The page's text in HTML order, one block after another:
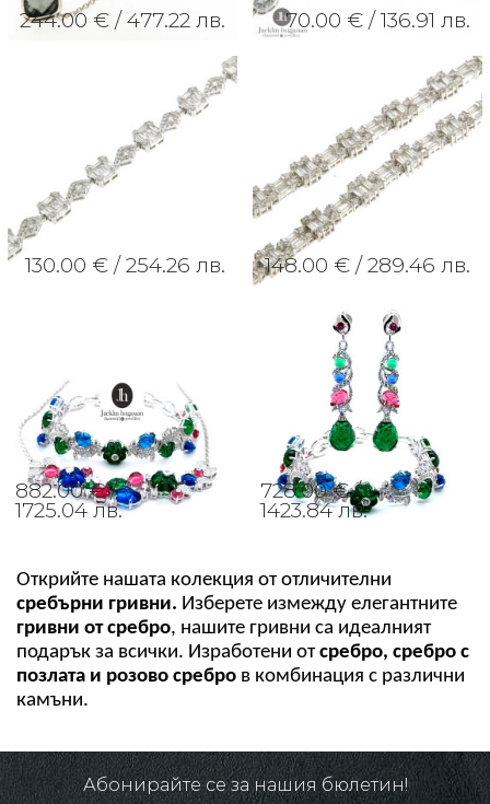
244.00 € / 477.22 лв. 70.00 € / 136.91 лв.
130.00 € / 254.26 лв. 148.00 € / 289.46 лв.
882.00 € /
1725.04 лв.
728.00 € /
1423.84 лв.
Открийте нашата колекция от отличителни
сребърни гривни.
гривни от сребро, нашите гривни са идеалният
подарък за всички. Изработени от сребро, сребро с
позлата и розово сребро в комбинация с различни
камъни.
Абонирайте се за нашия бюлетин!